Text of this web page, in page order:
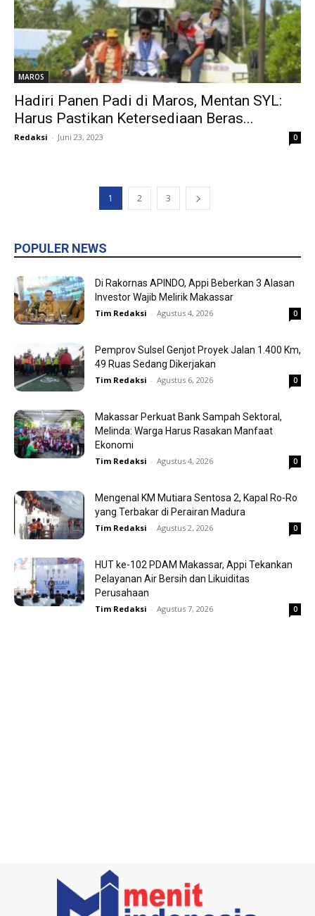
MAROS
Hadiri Panen Padi di Maros, Mentan SYL:
Harus Pastikan Ketersediaan Beras...
Redaksi - Juni 23, 2023 0
1 2 3
POPULER NEWS
Di Rakornas APINDO, Appi Beberkan 3 Alasan
Investor Wajib Melirik Makassar
Tim Redaksi - Agustus 4, 2026 0
Pemprov Sulsel Genjot Proyek Jalan 1.400 Km,
49 Ruas Sedang Dikerjakan
Tim Redaksi - Agustus 6, 2026 0
Makassar Perkuat Bank Sampah Sektoral,
Melinda: Warga Harus Rasakan Manfaat
Ekonomi
Tim Redaksi - Agustus 4, 2026 0
Mengenal KM Mutiara Sentosa 2, Kapal Ro-Ro
yang Terbakar di Perairan Madura
Tim Redaksi - Agustus 2, 2026 0
HUT ke-102 PDAM Makassar, Appi Tekankan
Pelayanan Air Bersih dan Likuiditas
Perusahaan
Tim Redaksi - Agustus 7, 2026 0